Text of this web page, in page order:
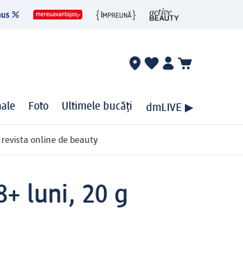
Foto Ultimele bucăți dmLIVE ▶
online de beauty
luni, 20 g